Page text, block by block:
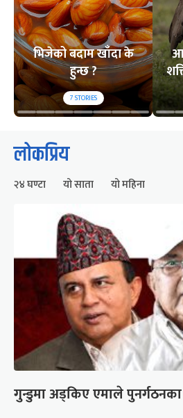
भिजेको बदाम खाँदा के
हुन्छ ?
7STORIES
लोकप्रिय
२४ घण्टा यो साता यो महिना
गुन्डुमा अड्किए एमाले पुनर्गठनका